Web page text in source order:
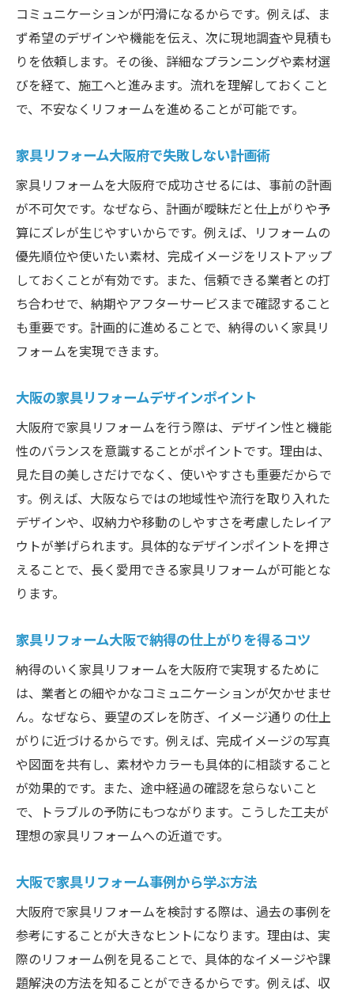
コミュニケーションが円滑になるからです。例えば、ま
ず希望のデザインや機能を伝え、次に現地調査や見積も
りを依頼します。その後、詳細なプランニングや素材選
びを経て、施工へと進みます。流れを理解しておくこと
で、不安なくリフォームを進めることが可能です。
家具リフォーム大阪府で失敗しない計画術
家具リフォームを大阪府で成功させるには、事前の計画
が不可欠です。なぜなら、計画が曖昧だと仕上がりや予
算にズレが生じやすいからです。例えば、リフォームの
優先順位や使いたい素材、完成イメージをリストアップ
しておくことが有効です。また、信頼できる業者との打
ち合わせで、納期やアフターサービスまで確認すること
も重要です。計画的に進めることで、納得のいく家具リ
フォームを実現できます。
大阪の家具リフォームデザインポイント
大阪府で家具リフォームを行う際は、デザイン性と機能
性のバランスを意識することがポイントです。理由は、
見た目の美しさだけでなく、使いやすさも重要だからで
す。例えば、大阪ならではの地域性や流行を取り入れた
デザインや、収納力や移動のしやすさを考慮したレイア
ウトが挙げられます。具体的なデザインポイントを押さ
えることで、長く愛用できる家具リフォームが可能とな
ります。
家具リフォーム大阪で納得の仕上がりを得るコツ
納得のいく家具リフォームを大阪府で実現するために
は、業者との細やかなコミュニケーションが欠かせませ
ん。なぜなら、要望のズレを防ぎ、イメージ通りの仕上
がりに近づけるからです。例えば、完成イメージの写真
や図面を共有し、素材やカラーも具体的に相談すること
が効果的です。また、途中経過の確認を怠らないこと
で、トラブルの予防にもつながります。こうした工夫が
理想の家具リフォームへの近道です。
大阪で家具リフォーム事例から学ぶ方法
大阪府で家具リフォームを検討する際は、過去の事例を
参考にすることが大きなヒントになります。理由は、実
際のリフォーム例を見ることで、具体的なイメージや課
題解決の方法を知ることができるからです。例えば、収